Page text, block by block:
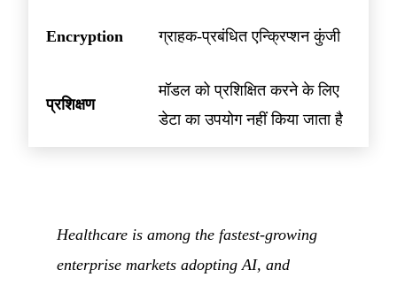
Encryption ग्राहक-प्रबंधित एन्क्रिप्शन कुंजी
प्रशिक्षण
मॉडल को प्रशिक्षित करने के लिए
डेटा का उपयोग नहीं किया जाता है
Healthcare is among the fastest-growing
enterprise markets adopting AI, and